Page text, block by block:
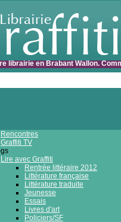
librairie en Brabant Wallon.
Rencontres
Graffiti TV
Lire avec Graffiti
Rentrée littéraire 2012
Littérature française
Littérature traduite
Jeunesse
Essais
Livres d'art
Policiers/SF